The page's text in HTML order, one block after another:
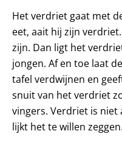
Het verdriet gaat met
eet, aait hij zijn
zijn. Dan ligt het
jongen. Af en toe laat
tafel verdwijnen en
snuit van het verdriet
vingers. Verdriet is niet
lijkt het te willen zeggen.